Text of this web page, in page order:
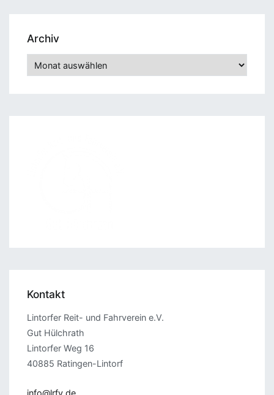
Archiv
Archiv
Kontakt
Lintorfer Reit- und Fahrverein e.V.
Gut Hülchrath
Lintorfer Weg 16
40885 Ratingen-Lintorf